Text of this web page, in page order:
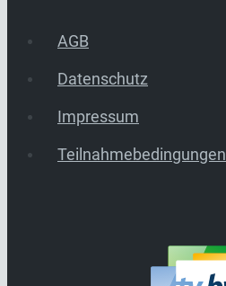
AGB
Datenschutz
Impressum
Teilnahmebedingungen